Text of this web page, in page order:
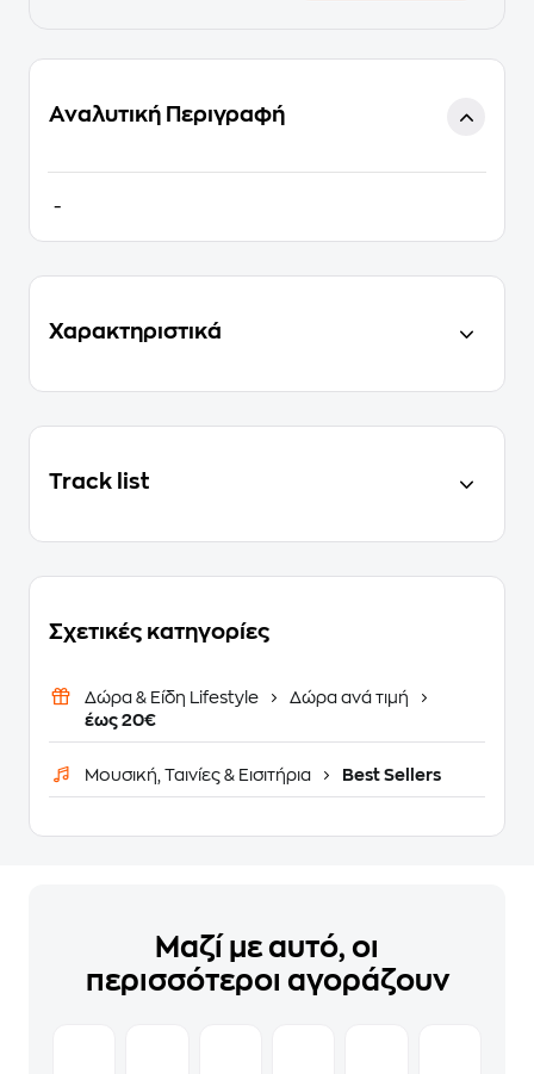
Αναλυτική Περιγραφή
-
Χαρακτηριστικά
Track list
Σχετικές κατηγορίες
Δώρα & Είδη Lifestyle
Δώρα ανά τιμή
έως 20€
Μουσική, Ταινίες & Εισιτήρια Best Sellers
Μαζί με αυτό, οι
περισσότεροι αγοράζουν